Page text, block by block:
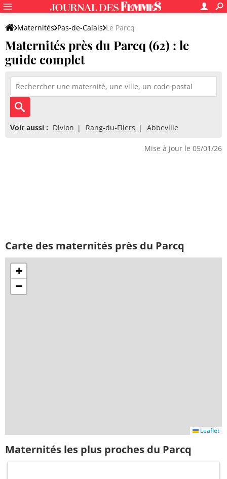
Maternités Pas-de-Calais Le Parcq
Maternités près du Parcq (62) : le
guide complet
Voir aussi : Divion Rang-du-Fliers Abbeville
Mise à jour le 05/01/26
Carte des maternités près du Parcq
+
−
Leaflet
Maternités les plus proches du Parcq